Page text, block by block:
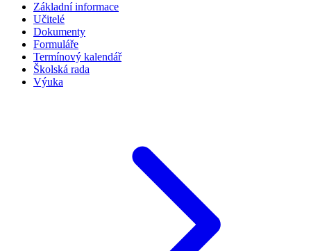
Základní informace
Učitelé
Dokumenty
Formuláře
Termínový kalendář
Školská rada
Výuka